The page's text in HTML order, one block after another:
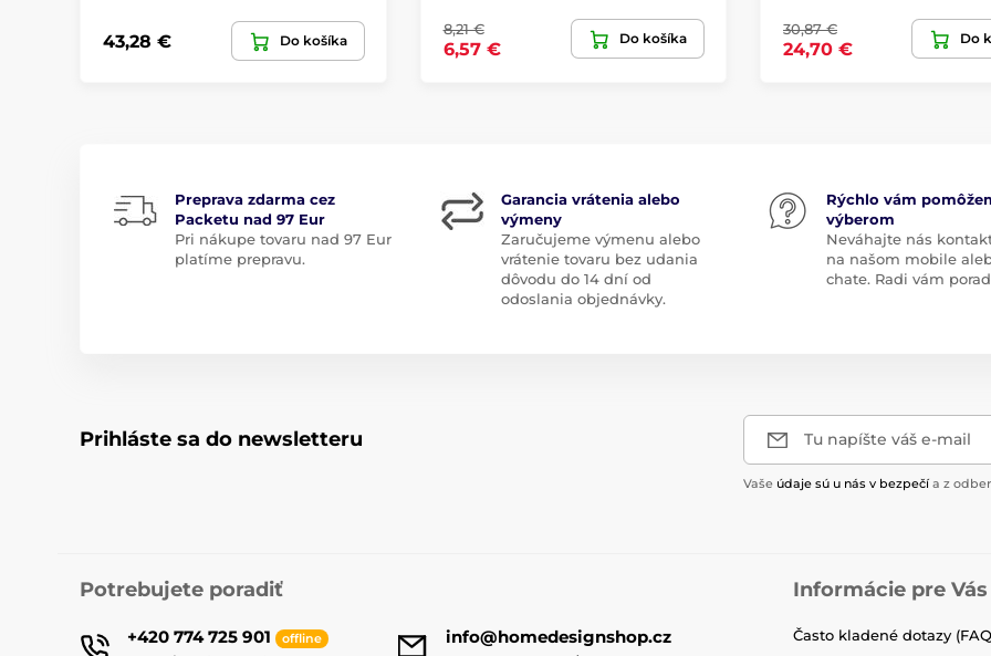
43,28 € Do košíka
8,21 €
6,57 €
Do košíka
30,87 €
24,70 €
Do
Preprava zdarma cez
Packetu nad 97 Eur
Pri nákupe tovaru nad 97 Eur
platíme prepravu.
Garancia vrátenia alebo
výmeny
Zaručujeme výmenu alebo
vrátenie tovaru bez udania
dôvodu do 14 dní od
odoslania objednávky.
Rýchlo vám
výberom
Neváhajte nás
na našom mobile
chate. Radi vám
Prihláste sa do newsletteru Tu napíšte váš e-mail
Vaše údaje sú u nás v bezpečí a z
Potrebujete poradiť
+420 774 725 901 offline info@homedesignshop.cz
Informácie pre Vás
Často kladené dotazy